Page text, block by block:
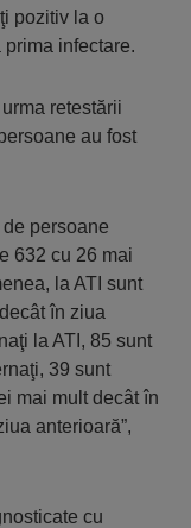
pozitiv la o
infectare.
retestării
au fost
persoane
632 cu 26 mai
la ATI sunt
în ziua
la ATI, 85 sunt
39 sunt
mai mult decât în
anterioară”,
cu